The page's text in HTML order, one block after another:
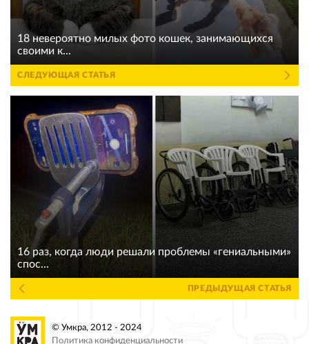
18 невероятно милых фото кошек, занимающихся
своими к...
СЛЕДУЮЩАЯ СТАТЬЯ
16 раз, когда люди решали проблемы «гениальными»
спос...
ПРЕДЫДУЩАЯ СТАТЬЯ
© Умкра, 2012 - 2024
Политика конфиденциальности